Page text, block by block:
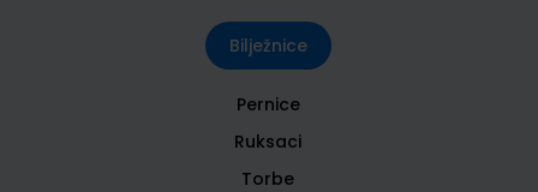
Bilježnice
Pernice
Ruksaci
Torbe